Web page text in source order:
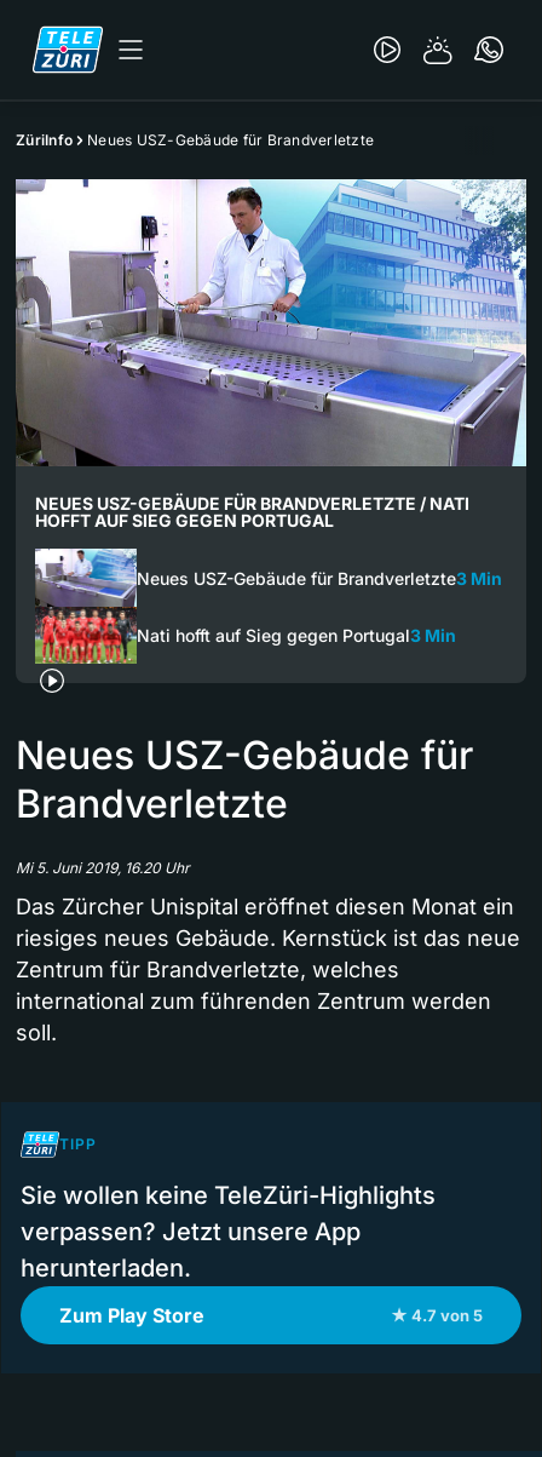
ZüriInfo Neues USZ-Gebäude für Brandverletzte
NEUES USZ-GEBÄUDE FÜR BRANDVERLETZTE / NATI
HOFFT AUF SIEG GEGEN PORTUGAL
Neues USZ-Gebäude für Brandverletzte3 Min
Nati hofft auf Sieg gegen Portugal3 Min
Neues USZ-Gebäude für
Brandverletzte
Mi 5. Juni 2019, 16.20 Uhr
Das Zürcher Unispital eröffnet diesen Monat ein
riesiges neues Gebäude. Kernstück ist das neue
Zentrum für Brandverletzte, welches
international zum führenden Zentrum werden
soll.
TIPP
Sie wollen keine TeleZüri-Highlights
verpassen? Jetzt unsere App
herunterladen.
Zum Play Store ★ 4.7 von 5